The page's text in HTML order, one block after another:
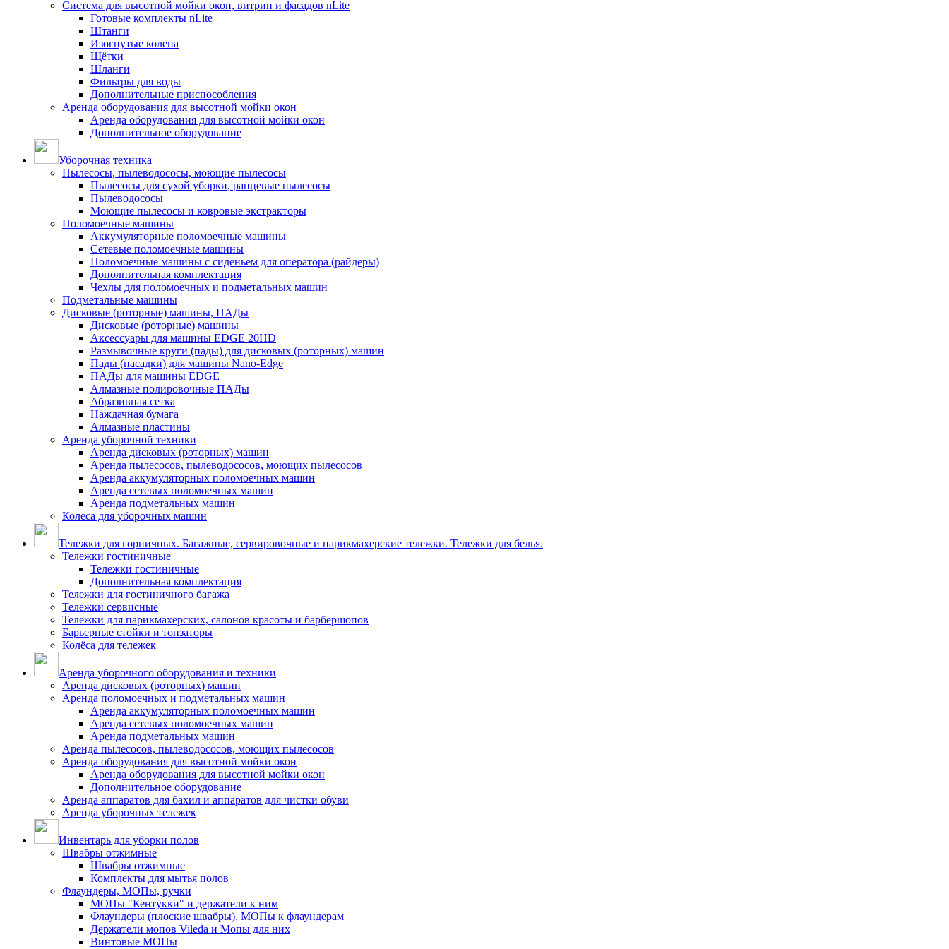
Система для высотной мойки окон, витрин и фасадов nLite
Готовые комплекты nLite
Штанги
Изогнутые колена
Щётки
Шланги
Фильтры для воды
Дополнительные приспособления
Аренда оборудования для высотной мойки окон
Аренда оборудования для высотной мойки окон
Дополнительное оборудование
Уборочная техника
Пылесосы, пылеводососы, моющие пылесосы
Пылесосы для сухой уборки, ранцевые пылесосы
Пылеводососы
Моющие пылесосы и ковровые экстракторы
Поломоечные машины
Аккумуляторные поломоечные машины
Сетевые поломоечные машины
Поломоечные машины с сиденьем для оператора (райдеры)
Дополнительная комплектация
Чехлы для поломоечных и подметальных машин
Подметальные машины
Дисковые (роторные) машины, ПАДы
Дисковые (роторные) машины
Аксессуары для машины EDGE 20HD
Размывочные круги (пады) для дисковых (роторных) машин
Пады (насадки) для машины Nano-Edge
ПАДы для машины EDGE
Алмазные полировочные ПАДы
Абразивная сетка
Наждачная бумага
Алмазные пластины
Аренда уборочной техники
Аренда дисковых (роторных) машин
Аренда пылесосов, пылеводососов, моющих пылесосов
Аренда аккумуляторных поломоечных машин
Аренда сетевых поломоечных машин
Аренда подметальных машин
Колеса для уборочных машин
Тележки для горничных. Багажные, сервировочные и парикмахерские тележки. Тележки для белья.
Тележки гостиничные
Тележки гостиничные
Дополнительная комплектация
Тележки для гостиничного багажа
Тележки сервисные
Тележки для парикмахерских, салонов красоты и барбершопов
Барьерные стойки и тонзаторы
Колёса для тележек
Аренда уборочного оборудования и техники
Аренда дисковых (роторных) машин
Аренда поломоечных и подметальных машин
Аренда аккумуляторных поломоечных машин
Аренда сетевых поломоечных машин
Аренда подметальных машин
Аренда пылесосов, пылеводососов, моющих пылесосов
Аренда оборудования для высотной мойки окон
Аренда оборудования для высотной мойки окон
Дополнительное оборудование
Аренда аппаратов для бахил и аппаратов для чистки обуви
Аренда уборочных тележек
Инвентарь для уборки полов
Швабры отжимные
Швабры отжимные
Комплекты для мытья полов
Флаундеры, МОПы, ручки
МОПы "Кентукки" и держатели к ним
Флаундеры (плоские швабры), МОПы к флаундерам
Держатели мопов Vileda и Мопы для них
Винтовые МОПы